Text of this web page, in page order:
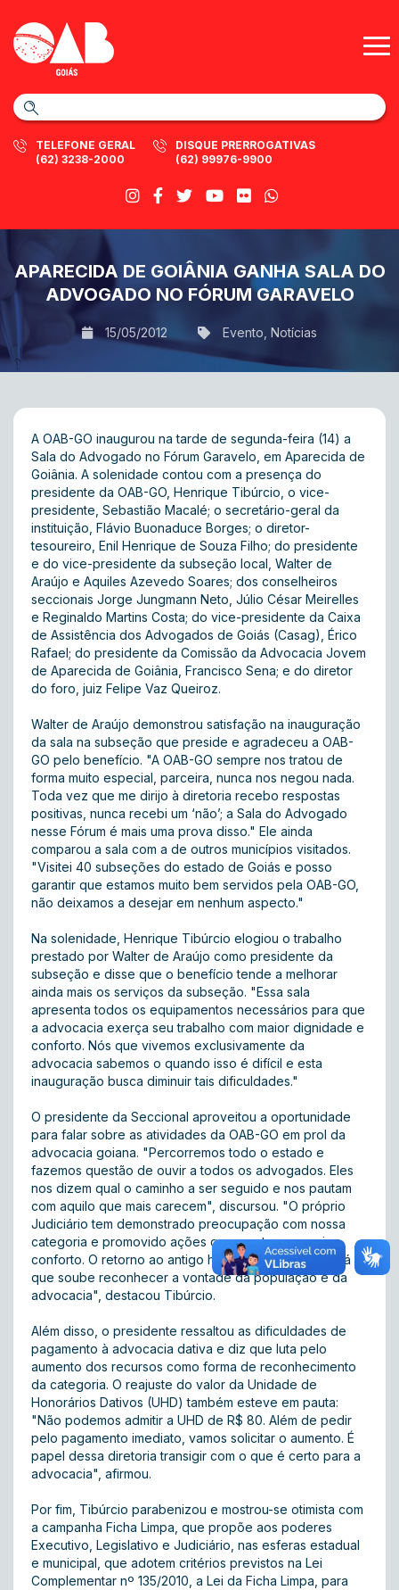
TELEFONE GERAL
(62) 3238-2000
DISQUE PRERROGATIVAS
(62) 99976-9900
APARECIDA DE GOIÂNIA GANHA SALA DO
ADVOGADO NO FÓRUM GARAVELO
15/05/2012 Evento Notícias
A OAB-GO inaugurou na tarde de segunda-feira (14) a
Sala do Advogado no Fórum Garavelo, em Aparecida de
Goiânia. A solenidade contou com a presença do
presidente da OAB-GO, Henrique Tibúrcio, o vice-
presidente, Sebastião Macalé; o secretário-geral da
instituição, Flávio Buonaduce Borges; o diretor-
tesoureiro, Enil Henrique de Souza Filho; do presidente
e do vice-presidente da subseção local, Walter de
Araújo e Aquiles Azevedo Soares; dos conselheiros
seccionais Jorge Jungmann Neto, Júlio César Meirelles
e Reginaldo Martins Costa; do vice-presidente da Caixa
de Assistência dos Advogados de Goiás (Casag), Érico
Rafael; do presidente da Comissão da Advocacia Jovem
de Aparecida de Goiânia, Francisco Sena; e do diretor
do foro, juiz Felipe Vaz Queiroz.
Walter de Araújo demonstrou satisfação na inauguração
da sala na subseção que preside e agradeceu a OAB-
GO pelo benefício. "A OAB-GO sempre nos tratou de
forma muito especial, parceira, nunca nos negou nada.
Toda vez que me dirijo à diretoria recebo respostas
positivas, nunca recebi um ‘não’; a Sala do Advogado
nesse Fórum é mais uma prova disso." Ele ainda
comparou a sala com a de outros municípios visitados.
"Visitei 40 subseções do estado de Goiás e posso
garantir que estamos muito bem servidos pela OAB-GO,
não deixamos a desejar em nenhum aspecto."
Na solenidade, Henrique Tibúrcio elogiou o trabalho
prestado por Walter de Araújo como presidente da
subseção e disse que o benefício tende a melhorar
ainda mais os serviços da subseção. "Essa sala
apresenta todos os equipamentos necessários para que
a advocacia exerça seu trabalho com maior dignidade e
conforto. Nós que vivemos exclusivamente da
advocacia sabemos o quando isso é difícil e esta
inauguração busca diminuir tais dificuldades."
O presidente da Seccional aproveitou a oportunidade
para falar sobre as atividades da OAB-GO em prol da
advocacia goiana. "Percorremos todo o estado e
fazemos questão de ouvir a todos os advogados. Eles
nos dizem qual o caminho a ser seguido e nos pautam
com aquilo que mais carecem", discursou. "O próprio
Judiciário tem demonstrado preocupação com nossa
categoria e promovido ações que nos tragam mais
conforto. O retorno ao antigo horário é prova disso, já
que soube reconhecer a vontade da população e da
advocacia", destacou Tibúrcio.
Além disso, o presidente ressaltou as dificuldades de
pagamento à advocacia dativa e diz que luta pelo
aumento dos recursos como forma de reconhecimento
da categoria. O reajuste do valor da Unidade de
Honorários Dativos (UHD) também esteve em pauta:
"Não podemos admitir a UHD de R$ 80. Além de pedir
pelo pagamento imediato, vamos solicitar o aumento. É
papel dessa diretoria transigir com o que é certo para a
advocacia", afirmou.
Por fim, Tibúrcio parabenizou e mostrou-se otimista com
a campanha Ficha Limpa, que propõe aos poderes
Executivo, Legislativo e Judiciário, nas esferas estadual
e municipal, que adotem critérios previstos na Lei
Complementar nº 135/2010, a Lei da Ficha Limpa, para